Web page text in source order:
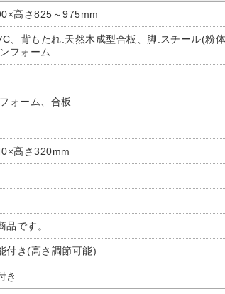
高さ825～975mm
、背もたれ:天然木成型合板、脚:スチール(粉
フォーム
ォーム、合板
高さ320mm
品です。
付き(高さ調節可能)
き